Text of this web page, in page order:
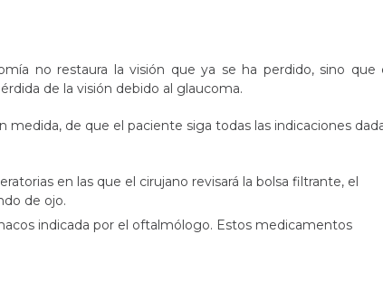
no restaura la visión que ya se ha perdido, sino que
de la visión debido al glaucoma.
medida, de que el paciente siga todas las indicaciones
en las que el cirujano revisará la bolsa filtrante, el
de ojo.
indicada por el oftalmólogo. Estos medicamentos